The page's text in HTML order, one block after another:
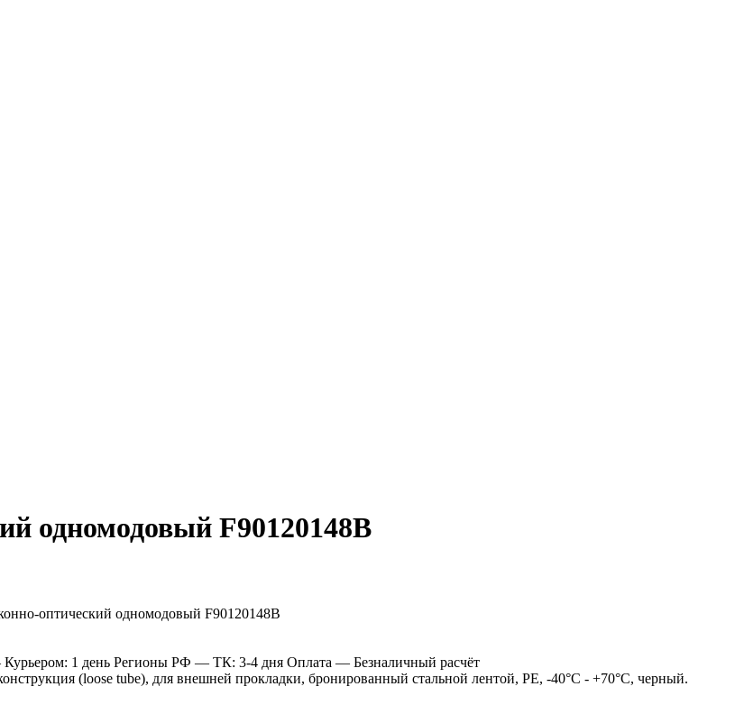
одномодовый F90120148B
1 день Регионы РФ — ТК: 3-4 дня Оплата — Безналичный расчёт
(loose tube), для внешней прокладки, бронированный стальной лентой, PE, -40°C - +70°C, черный.